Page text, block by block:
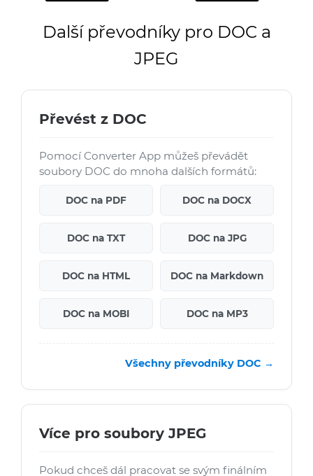
Další převodníky pro DOC a
JPEG
Převést z DOC
Pomocí Converter App můžeš převádět
soubory DOC do mnoha dalších formátů:
DOC na PDF DOC na DOCX
DOC na TXT DOC na JPG
DOC na HTML DOC na Markdown
DOC na MOBI DOC na MP3
Všechny převodníky DOC →
Více pro soubory JPEG
Pokud chceš dál pracovat se svým finálním